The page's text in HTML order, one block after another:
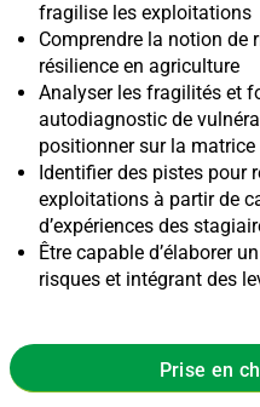
fragilise les exploitations
Comprendre la notion de
résilience en agriculture
Analyser les fragilités et
autodiagnostic de
positionner sur la matrice
Identifier des pistes pour
exploitations à partir de
d’expériences des
Être capable d’élaborer
risques et intégrant des
Prise en